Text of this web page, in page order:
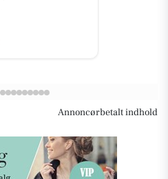
Annoncørbetalt indhold